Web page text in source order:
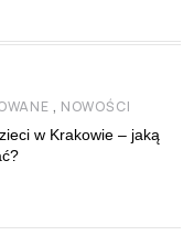
, NOWOŚCI
w Krakowie – jaką